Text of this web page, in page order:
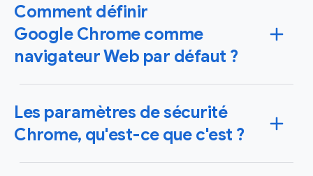
Comment définir
Google Chrome comme
navigateur Web par défaut ?
navigateur par défaut sur les systèmes d'exploitation
Windows et Mac, mais aussi sur vos appareils iPhone,
iPad ou Android. Dans ce cas, les liens sur lesquels
vous cliquez s'ouvrent automatiquement dans
Les paramètres de sécurité
Chrome, qu'est-ce que c'est ?